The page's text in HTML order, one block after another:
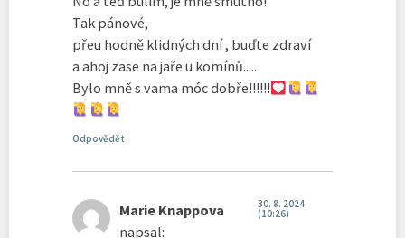
Tak pánové,
přeu hodně klidných dní , buďte zdraví
a ahoj zase na jaře u komínů.....
Bylo mně s vama móc dobře!!!!!!
Odpovědět
Marie Knappova
napsal:
30. 8. 2024
(10:26)